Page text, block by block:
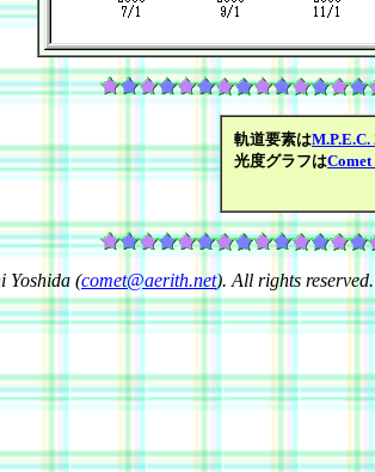
軌道要素はM.P.E.C.
光度グラフは
Yoshida (comet@aerith.net). All rights reserved.